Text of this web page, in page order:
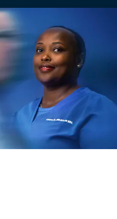
Fondation